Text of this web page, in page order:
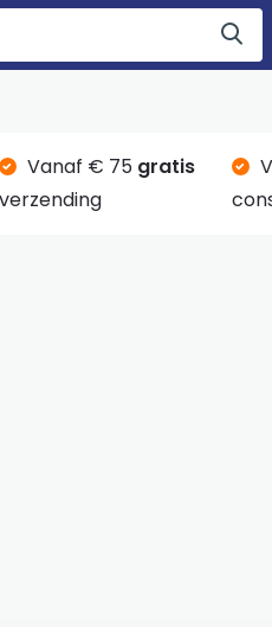
Vanaf € 75 gratis
verzending